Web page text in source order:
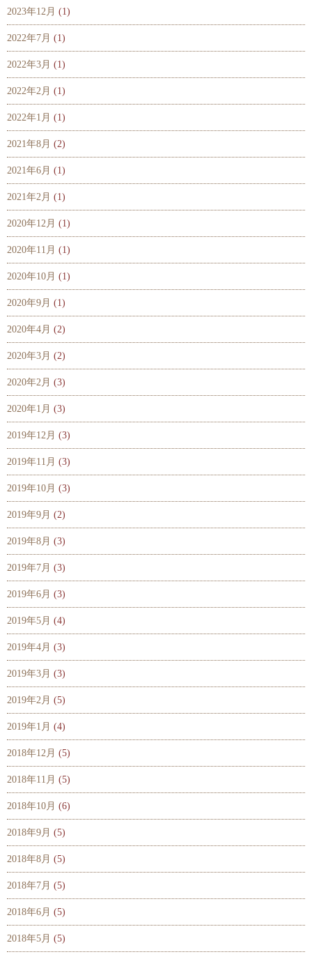
2023年12月 (1)
2022年7月 (1)
2022年3月 (1)
2022年2月 (1)
2022年1月 (1)
2021年8月 (2)
2021年6月 (1)
2021年2月 (1)
2020年12月 (1)
2020年11月 (1)
2020年10月 (1)
2020年9月 (1)
2020年4月 (2)
2020年3月 (2)
2020年2月 (3)
2020年1月 (3)
2019年12月 (3)
2019年11月 (3)
2019年10月 (3)
2019年9月 (2)
2019年8月 (3)
2019年7月 (3)
2019年6月 (3)
2019年5月 (4)
2019年4月 (3)
2019年3月 (3)
2019年2月 (5)
2019年1月 (4)
2018年12月 (5)
2018年11月 (5)
2018年10月 (6)
2018年9月 (5)
2018年8月 (5)
2018年7月 (5)
2018年6月 (5)
2018年5月 (5)